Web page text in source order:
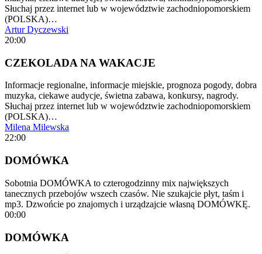
Słuchaj przez internet lub w województwie zachodniopomorskiem
(POLSKA)…
Artur Dyczewski
20:00
CZEKOLADA NA WAKACJE
Informacje regionalne, informacje miejskie, prognoza pogody, dobra
muzyka, ciekawe audycje, świetna zabawa, konkursy, nagrody.
Słuchaj przez internet lub w województwie zachodniopomorskiem
(POLSKA)…
Milena Milewska
22:00
DOMÓWKA
Sobotnia DOMÓWKA to czterogodzinny mix największych
tanecznych przebojów wszech czasów. Nie szukajcie płyt, taśm i
mp3. Dzwońcie po znajomych i urządzajcie własną DOMÓWKĘ.
00:00
DOMÓWKA